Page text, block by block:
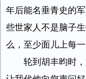
年后能名垂青史的
些世家人不是脑子
么，至少面儿上每
轮到胡丰昀时